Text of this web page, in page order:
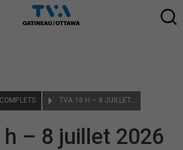
TVA 18 H – 8 JUILLET 2026
h – 8 juillet 2026